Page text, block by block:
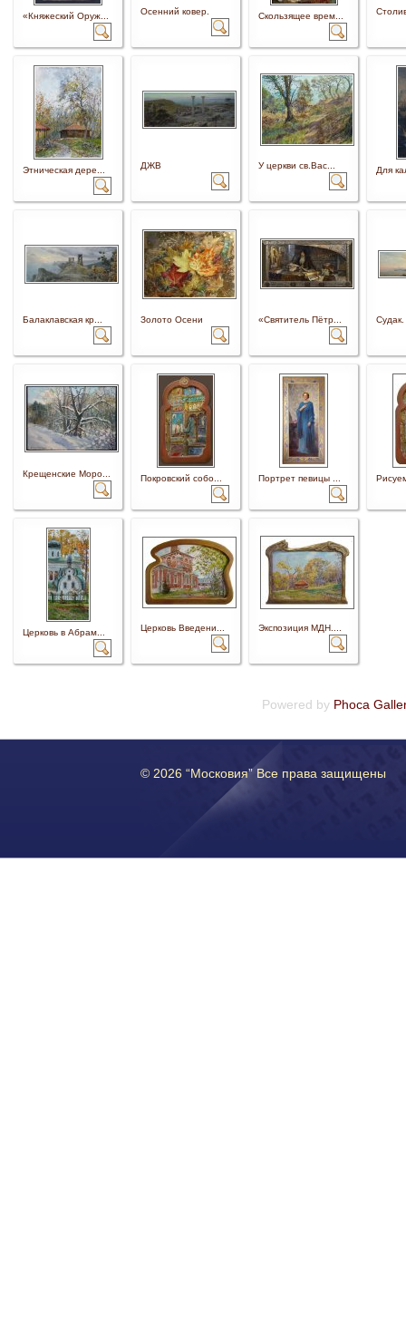
«Княжеский Оруж... Осенний ковер. Скользящее врем...
Этническая дере... ДЖВ У церкви св.Вас... Для
Балаклавская кр... Золото Осени «Святитель Пётр...
Крещенские Моро... Покровский собо... Портрет певицы ...
Церковь в Абрам... Церковь Введени... Экспозиция МДН....
Powered by Phoca
© 2026 “Московия” Все права защищены